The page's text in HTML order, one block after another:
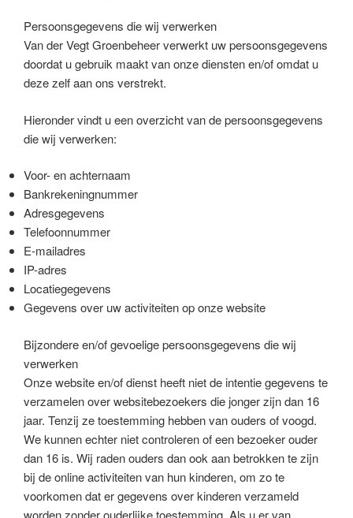
Persoonsgegevens die wij verwerken
Van der Vegt Groenbeheer verwerkt uw persoonsgegevens
doordat u gebruik maakt van onze diensten en/of omdat u
deze zelf aan ons verstrekt.
Hieronder vindt u een overzicht van de persoonsgegevens
die wij verwerken:
Voor- en achternaam
Bankrekeningnummer
Adresgegevens
Telefoonnummer
E-mailadres
IP-adres
Locatiegegevens
Gegevens over uw activiteiten op onze website
Bijzondere en/of gevoelige persoonsgegevens die wij
verwerken
Onze website en/of dienst heeft niet de intentie gegevens te
verzamelen over websitebezoekers die jonger zijn dan 16
jaar. Tenzij ze toestemming hebben van ouders of voogd.
We kunnen echter niet controleren of een bezoeker ouder
dan 16 is. Wij raden ouders dan ook aan betrokken te zijn
bij de online activiteiten van hun kinderen, om zo te
voorkomen dat er gegevens over kinderen verzameld
worden zonder ouderlijke toestemming. Als u er van